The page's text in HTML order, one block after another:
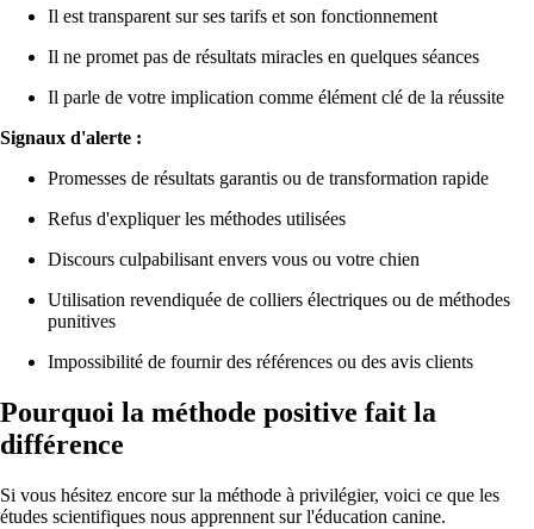
Il est transparent sur ses tarifs et son fonctionnement
Il ne promet pas de résultats miracles en quelques séances
Il parle de votre implication comme élément clé de la réussite
Signaux d'alerte :
Promesses de résultats garantis ou de transformation rapide
Refus d'expliquer les méthodes utilisées
Discours culpabilisant envers vous ou votre chien
Utilisation revendiquée de colliers électriques ou de méthodes
punitives
Impossibilité de fournir des références ou des avis clients
Pourquoi la méthode positive fait la
différence
Si vous hésitez encore sur la méthode à privilégier, voici ce que les
études scientifiques nous apprennent sur l'éducation canine.